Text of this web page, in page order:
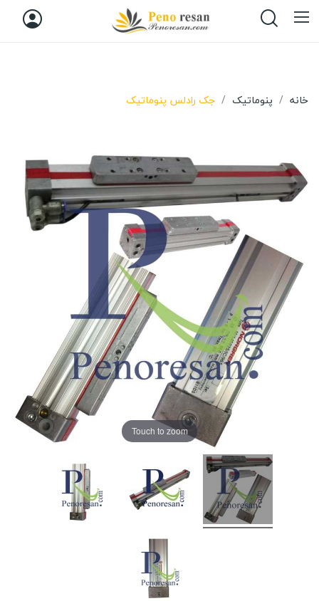
خانه پنوماتیک جک رادلس پنوماتیک
Touch to zoom